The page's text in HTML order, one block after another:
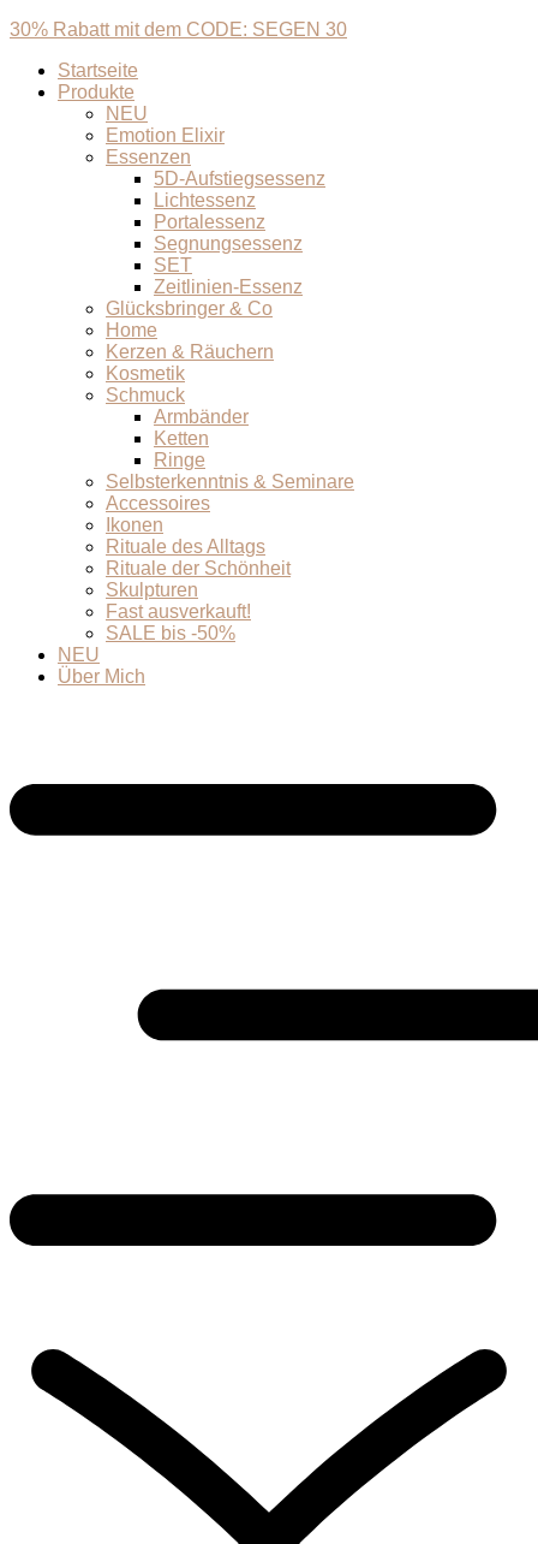
30% Rabatt mit dem CODE: SEGEN 30
Startseite
Produkte
NEU
Emotion Elixir
Essenzen
5D-Aufstiegsessenz
Lichtessenz
Portalessenz
Segnungsessenz
SET
Zeitlinien-Essenz
Glücksbringer & Co
Home
Kerzen & Räuchern
Kosmetik
Schmuck
Armbänder
Ketten
Ringe
Selbsterkenntnis & Seminare
Accessoires
Ikonen
Rituale des Alltags
Rituale der Schönheit
Skulpturen
Fast ausverkauft!
SALE bis -50%
NEU
Über Mich